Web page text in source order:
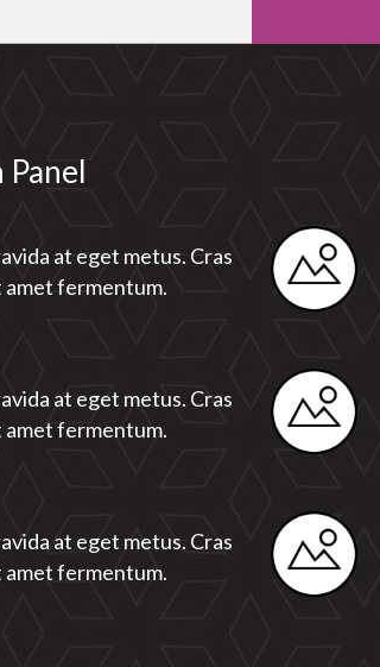
at eget metus. Cras
fermentum.
at eget metus. Cras
fermentum.
at eget metus. Cras
fermentum.